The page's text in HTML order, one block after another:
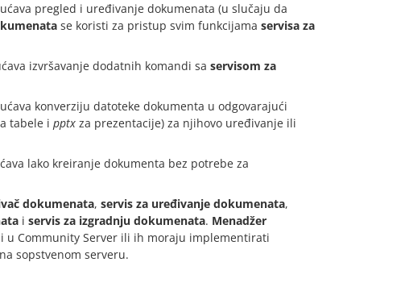
pregled i uređivanje dokumenata (u slučaju da
se koristi za pristup svim funkcijama servisa za
izvršavanje dodatnih komandi sa servisom za
konverziju datoteke dokumenta u odgovarajući
tabele i pptx za prezentacije) za njihovo uređivanje ili
lako kreiranje dokumenta bez potrebe za
dokumenata, servis za uređivanje dokumenata,
i servis za izgradnju dokumenata. Menadžer
u Community Server ili ih moraju implementirati
na sopstvenom serveru.